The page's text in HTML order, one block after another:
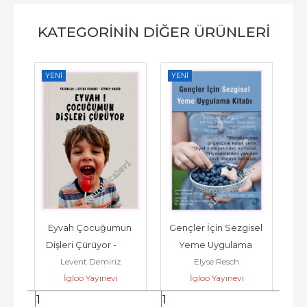
KATEGORININ DIĞER ÜRÜNLERI
YENI
Eyvah Çocuğumun
Dişleri Çürüyor -
2026
Levent Demiriz
İgloo Yayınevi
YENI
Gençler İçin Sezgisel
Yeme Uygulama
Kitabı -         2025
Elyse Resch
İgloo Yayınevi